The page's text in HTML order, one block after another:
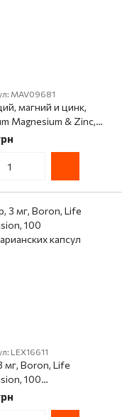
MAV09681
магний и цинк,
Magnesium & Zinc,
Natural, 100 таблеток
LEX16611
мг, Boron, Life
100
капсул